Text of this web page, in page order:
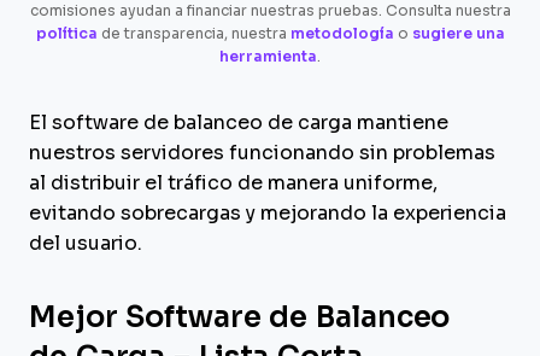
comisiones ayudan a financiar nuestras pruebas. Consulta nuestra
política de transparencia, nuestra metodología o sugiere una
herramienta.
El software de balanceo de carga mantiene
nuestros servidores funcionando sin problemas
al distribuir el tráfico de manera uniforme,
evitando sobrecargas y mejorando la experiencia
del usuario.
Mejor Software de Balanceo